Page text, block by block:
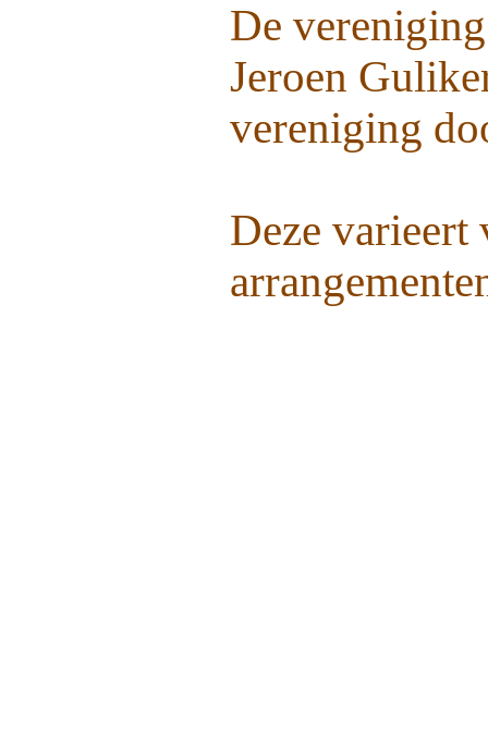
De
Jeroen
vereniging
Deze varieert